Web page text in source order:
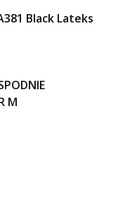
Black Lateks
M